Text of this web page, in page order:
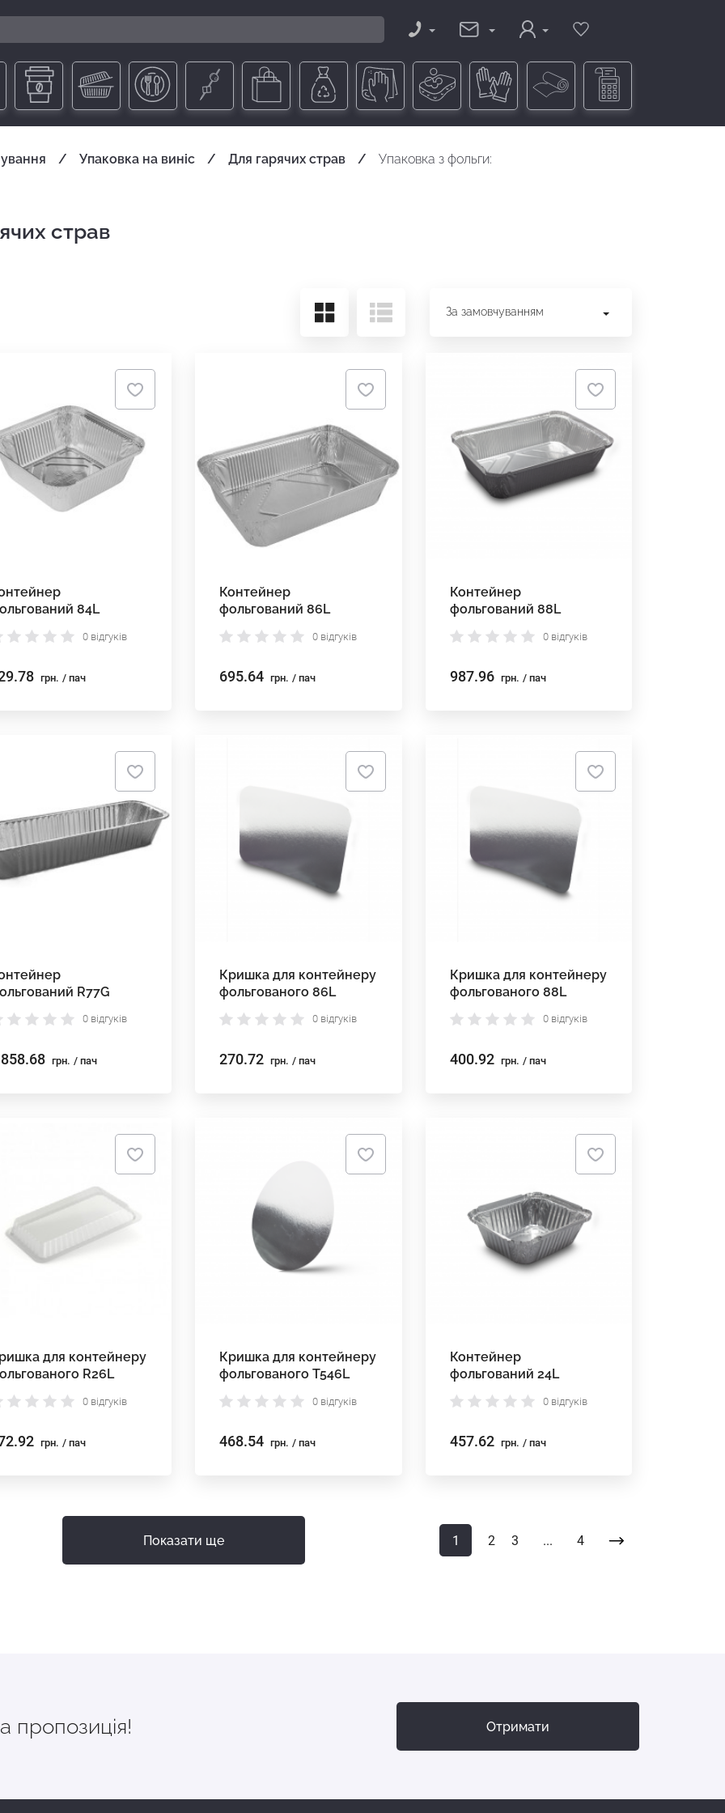
Упаковка на виніс Для гарячих страв Упаковка з фольги:
страв
За замовчуванням
84L
0 відгуків
грн. / пач
Контейнер
фольгований 86L
0 відгуків
695.64 грн. / пач
Контейнер
фольгований 88L
0 відгуків
987.96 грн. / пач
R77G
0 відгуків
грн. / пач
Кришка для контейнеру
фольгованого 86L
0 відгуків
270.72 грн. / пач
Кришка для контейнеру
фольгованого 88L
0 відгуків
400.92 грн. / пач
для контейнеру
R26L
0 відгуків
грн. / пач
Кришка для контейнеру
фольгованого T546L
0 відгуків
468.54 грн. / пач
Контейнер
фольгований 24L
0 відгуків
457.62 грн. / пач
Показати ще 1 2 3 ... 4
пропозиція! Отримати